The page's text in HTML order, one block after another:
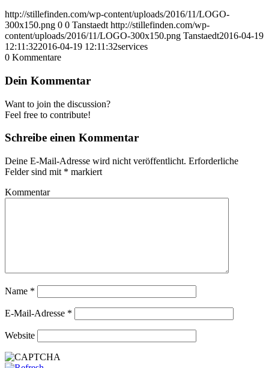
http://stillefinden.com/wp-content/uploads/2016/11/LOGO-
300x150.png 0 0 Tanstaedt http://stillefinden.com/wp-
content/uploads/2016/11/LOGO-300x150.png Tanstaedt2016-04-19
12:11:322016-04-19 12:11:32services
0 Kommentare
Dein Kommentar
Want to join the discussion?
Feel free to contribute!
Schreibe einen Kommentar
Deine E-Mail-Adresse wird nicht veröffentlicht. Erforderliche
Felder sind mit * markiert
Kommentar
Name *
E-Mail-Adresse *
Website